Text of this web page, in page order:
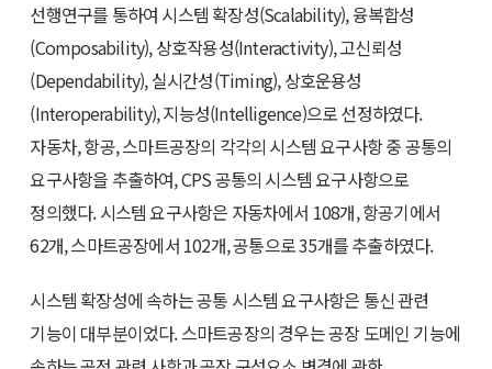
선행연구를 통하여 시스템 확장성(Scalability), 융복합성
(Composability), 상호작용성(Interactivity), 고신뢰성
(Dependability), 실시간성(Timing), 상호운용성
(Interoperability), 지능성(Intelligence)으로 선정하였다.
자동차, 항공, 스마트공장의 각각의 시스템 요구사항 중 공통의
요구사항을 추출하여, CPS 공통의 시스템 요구사항으로
정의했다. 시스템 요구사항은 자동차에서 108개, 항공기에서
62개, 스마트공장에서 102개, 공통으로 35개를 추출하였다.
시스템 확장성에 속하는 공통 시스템 요구사항은 통신 관련
기능이 대부분이었다. 스마트공장의 경우는 공장 도메인 기능에